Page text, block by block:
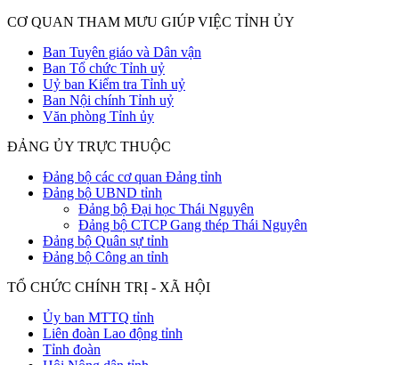
CƠ QUAN THAM MƯU GIÚP VIỆC TỈNH ỦY
Ban Tuyên giáo và Dân vận
Ban Tổ chức Tỉnh uỷ
Uỷ ban Kiểm tra Tỉnh uỷ
Ban Nội chính Tỉnh uỷ
Văn phòng Tỉnh ủy
ĐẢNG ỦY TRỰC THUỘC
Đảng bộ các cơ quan Đảng tỉnh
Đảng bộ UBND tỉnh
Đảng bộ Đại học Thái Nguyên
Đảng bộ CTCP Gang thép Thái Nguyên
Đảng bộ Quân sự tỉnh
Đảng bộ Công an tỉnh
TỔ CHỨC CHÍNH TRỊ - XÃ HỘI
Ủy ban MTTQ tỉnh
Liên đoàn Lao động tỉnh
Tỉnh đoàn